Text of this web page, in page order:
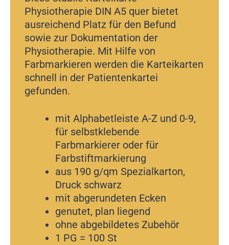
Physiotherapie DIN A5 quer bietet
ausreichend Platz für den Befund
sowie zur Dokumentation der
Physiotherapie. Mit Hilfe von
Farbmarkieren werden die Karteikarten
schnell in der Patientenkartei
gefunden.
mit Alphabetleiste A-Z und 0-9,
für selbstklebende
Farbmarkierer oder für
Farbstiftmarkierung
aus 190 g/qm Spezialkarton,
Druck schwarz
mit abgerundeten Ecken
genutet, plan liegend
ohne abgebildetes Zubehör
1 PG = 100 St